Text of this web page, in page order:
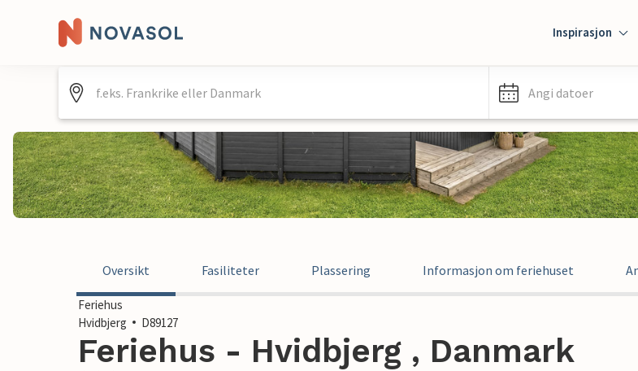
Inspirasjon
Angi datoer
Oversikt Fasiliteter Plassering Informasjon om feriehuset
Feriehus
Hvidbjerg
D89127
Feriehus - Hvidbjerg , Danmark